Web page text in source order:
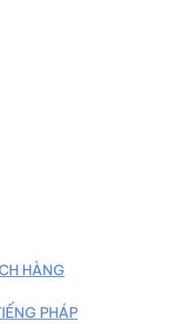
HÀNG
PHÁP